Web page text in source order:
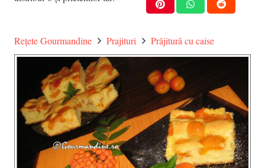
Rețete Gourmandine Prajituri Prăjitură cu caise